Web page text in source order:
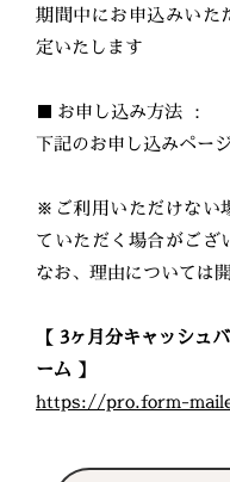
期間中にお申込みいた
定いたします
■ お申し込み方法 ：
下記のお申し込みペー
※ご利用いただけない
ていただく場合がござ
なお、理由については
【 3ヶ月分キャッシュ
ーム 】
https://pro.form-